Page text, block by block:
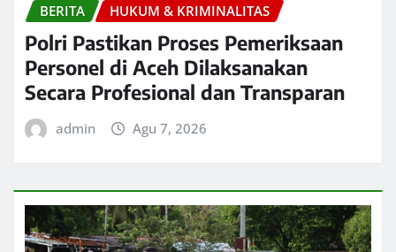
BERITA HUKUM & KRIMINALITAS
Polri Pastikan Proses Pemeriksaan
Personel di Aceh Dilaksanakan
Secara Profesional dan Transparan
admin Agu 7, 2026